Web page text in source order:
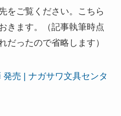
をご覧ください。こちら
きます。（記事執筆時点
だったので省略します）
売 | ナガサワ文具センタ